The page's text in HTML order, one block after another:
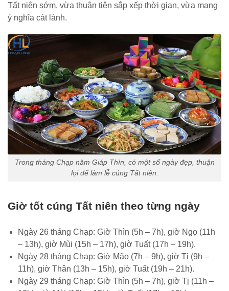
Tất niên sớm, vừa thuận tiện sắp xếp thời gian, vừa mang
ý nghĩa cát lành.
Trong tháng Chạp năm Giáp Thìn, có một số ngày đẹp, thuận
lợi để làm lễ cúng Tất niên.
Giờ tốt cúng Tất niên theo từng ngày
Ngày 26 tháng Chạp: Giờ Thìn (5h – 7h), giờ Ngọ (11h
– 13h), giờ Mùi (15h – 17h), giờ Tuất (17h – 19h).
Ngày 28 tháng Chạp: Giờ Mão (7h – 9h), giờ Tị (9h –
11h), giờ Thân (13h – 15h), giờ Tuất (19h – 21h).
Ngày 29 tháng Chạp: Giờ Thìn (5h – 7h), giờ Tị (11h –